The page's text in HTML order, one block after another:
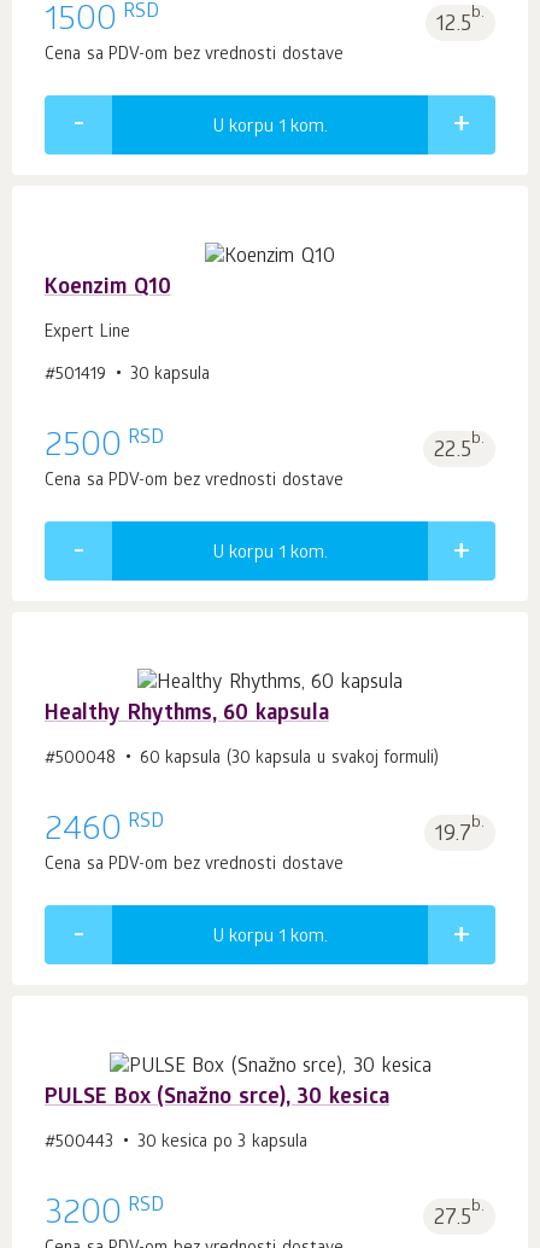
1500 RSD 12.5b.
Cena sa PDV-om bez vrednosti dostave
U korpu 1 kom.
Koenzim Q10
Expert Line
#501419 30 kapsula
2500 RSD 22.5b.
Cena sa PDV-om bez vrednosti dostave
U korpu 1 kom.
Healthy Rhythms, 60 kapsula
#500048 60 kapsula (30 kapsula u svakoj formuli)
2460 RSD 19.7b.
Cena sa PDV-om bez vrednosti dostave
U korpu 1 kom.
PULSE Box (Snažno srce), 30 kesica
#500443 30 kesica po 3 kapsula
3200 RSD 27.5b.